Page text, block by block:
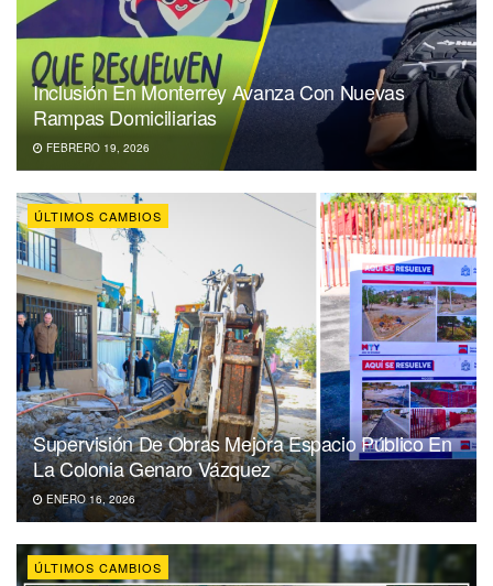
Inclusión En Monterrey Avanza Con Nuevas
Rampas Domiciliarias
FEBRERO 19, 2026
ÚLTIMOS CAMBIOS
Supervisión De Obras Mejora Espacio Público En
La Colonia Genaro Vázquez
ENERO 16, 2026
ÚLTIMOS CAMBIOS